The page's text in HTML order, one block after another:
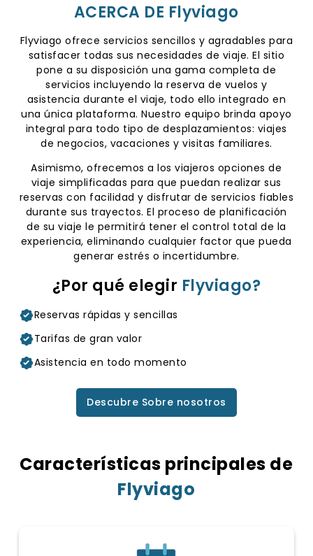
ACERCA DE Flyviago
Flyviago ofrece servicios sencillos y agradables para
satisfacer todas sus necesidades de viaje. El sitio
pone a su disposición una gama completa de
servicios incluyendo la reserva de vuelos y
asistencia durante el viaje, todo ello integrado en
una única plataforma. Nuestro equipo brinda apoyo
integral para todo tipo de desplazamientos: viajes
de negocios, vacaciones y visitas familiares.
Asimismo, ofrecemos a los viajeros opciones de
viaje simplificadas para que puedan realizar sus
reservas con facilidad y disfrutar de servicios fiables
durante sus trayectos. El proceso de planificación
de su viaje le permitirá tener el control total de la
experiencia, eliminando cualquier factor que pueda
generar estrés o incertidumbre.
¿Por qué elegir Flyviago?
Reservas rápidas y sencillas
Tarifas de gran valor
Asistencia en todo momento
Descubre Sobre nosotros
Características principales de
Flyviago